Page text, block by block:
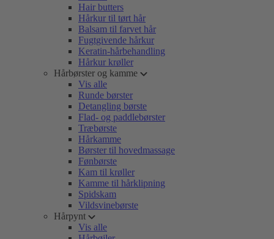
Hair butters
Hårkur til tørt hår
Balsam til farvet hår
Fugtgivende hårkur
Keratin-hårbehandling
Hårkur krøller
Hårbørster og kamme
Vis alle
Runde børster
Detangling børste
Flad- og paddlebørster
Træbørste
Hårkamme
Børster til hovedmassage
Fønbørste
Kam til krøller
Kamme til hårklipning
Spidskam
Vildsvinebørste
Hårpynt
Vis alle